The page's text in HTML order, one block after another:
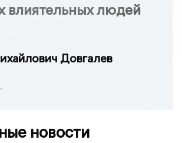
влиятельных людей
Довгалев
новости